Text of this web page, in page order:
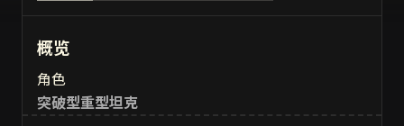
概览
角色
突破型重型坦克